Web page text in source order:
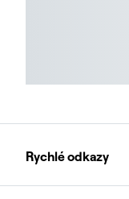
Rychlé odkazy